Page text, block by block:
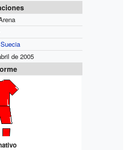
Suecia
de 2005